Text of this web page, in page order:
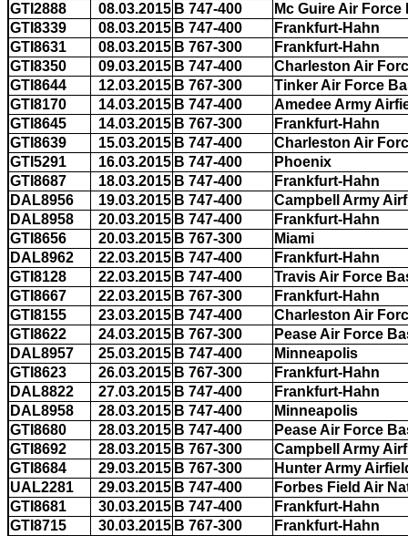
GTI2888
08.03.2015 B 747-400
Mc Guire Air Force
GTI8339
08.03.2015 B 747-400
Frankfurt-Hahn
GTI8631
08.03.2015 B 767-300
Frankfurt-Hahn
GTI8350
09.03.2015 B 747-400
Charleston Air
GTI8644
12.03.2015 B 767-300
Tinker Air Force
GTI8170
14.03.2015 B 747-400
Amedee Army
GTI8645
14.03.2015 B 767-300
Frankfurt-Hahn
GTI8639
15.03.2015 B 747-400
Charleston Air
GTI5291
16.03.2015 B 747-400
Phoenix
GTI8687
18.03.2015 B 747-400
Frankfurt-Hahn
DAL8956
19.03.2015 B 747-400
Campbell Army
DAL8958
20.03.2015 B 747-400
Frankfurt-Hahn
GTI8656
20.03.2015 B 767-300
Miami
DAL8962
22.03.2015 B 747-400
Frankfurt-Hahn
GTI8128
22.03.2015 B 747-400
Travis Air Force
GTI8667
22.03.2015 B 767-300
Frankfurt-Hahn
GTI8155
23.03.2015 B 747-400
Charleston Air
GTI8622
24.03.2015 B 767-300
Pease Air Force
DAL8957
25.03.2015 B 747-400
Minneapolis
GTI8623
26.03.2015 B 767-300
Frankfurt-Hahn
DAL8822
27.03.2015 B 747-400
Frankfurt-Hahn
DAL8958
28.03.2015 B 747-400
Minneapolis
GTI8680
28.03.2015 B 747-400
Pease Air Force
GTI8692
28.03.2015 B 767-300
Campbell Army
GTI8684
29.03.2015 B 767-300
Hunter Army
UAL2281
29.03.2015 B 747-400
Forbes Field Air
GTI8681
30.03.2015 B 747-400
Frankfurt-Hahn
GTI8715
30.03.2015 B 767-300
Frankfurt-Hahn